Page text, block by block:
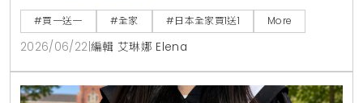
麵及熱銷巧克力零食，消費者購買指定商品即可於隔週
憑發票免費兌換，是近期台灣讀者前往日本旅遊、自由
行時不可錯過的超商省錢必看攻略。
#買一送一 #全家 #日本全家買1送1 More
2026/06/22 編輯 艾琳娜 Elena